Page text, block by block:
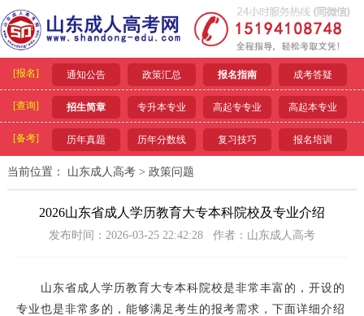
[报名] 通知公告 政策汇总 报名指南 成考答疑
[查询] 招生简章 专升本专业 高起专专业 高起本专业
[备考] 历年真题 历年分数线 复习技巧 报名培训
当前位置： 山东成人高考> 政策问题
2026山东省成人学历教育大专本科院校及专业介绍
发布时间：2026-03-25 22:42:28 作者：山东成人高考
山东省成人学历教育大专本科院校是非常丰富的，开设的
专业也是非常多的，能够满足考生的报考需求，下面详细介绍